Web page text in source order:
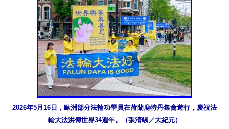
2026年5月16日，歐洲部分法輪功學員在荷蘭鹿特丹集會遊行，慶祝法
輪大法洪傳世界34週年。（張清颻／大紀元）